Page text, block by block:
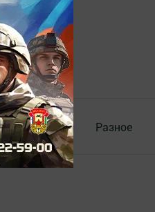
Документы Разное